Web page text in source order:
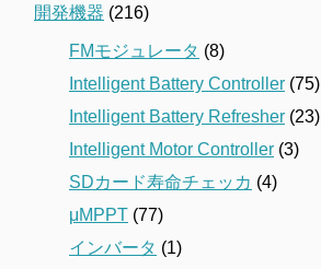
開発機器 (216)
FMモジュレータ (8)
Intelligent Battery Controller (75)
Intelligent Battery Refresher (23)
Intelligent Motor Controller (3)
SDカード寿命チェッカ (4)
μMPPT (77)
インバータ (1)